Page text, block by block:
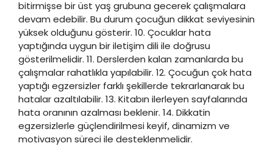
bitirmişse bir üst yaş grubuna gecerek çalışmalara
devam edebilir. Bu durum çocuğun dikkat seviyesinin
yüksek olduğunu gösterir. 10. Çocuklar hata
yaptığında uygun bir iletişim dili ile doğrusu
gösterilmelidir. 11. Derslerden kalan zamanlarda bu
çalışmalar rahatlıkla yapılabilir. 12. Çocuğun çok hata
yaptığı egzersizler farklı şekillerde tekrarlanarak bu
hatalar azaltılabilir. 13. Kitabın ilerleyen sayfalarında
hata oranının azalması beklenir. 14. Dikkatin
egzersizlerle güçlendirilmesi keyif, dinamizm ve
motivasyon süreci ile desteklenmelidir.